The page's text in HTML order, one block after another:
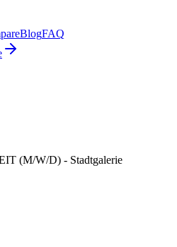
BlogFAQ
(M/W/D) - Stadtgalerie